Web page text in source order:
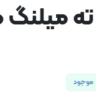
میلنگ
موجود